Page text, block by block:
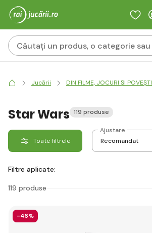
Jucării DIN FILME, JOCURI ȘI POVEȘTI
Star Wars 119 produse
Toate filtrele
Ajustare
Filtre aplicate:
119 produse
-46%